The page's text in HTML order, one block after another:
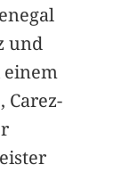
und
Carez-